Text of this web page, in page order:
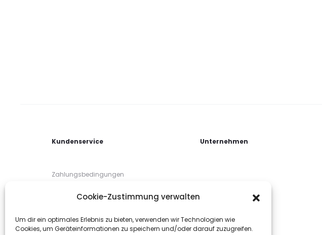
Cookie-Zustimmung verwalten
Um dir ein optimales Erlebnis zu bieten, verwenden wir Technologien wie
Cookies, um Geräteinformationen zu speichern und/oder darauf zuzugreifen.
Kundenservice
Zahlungsbedingungen
Lieferbedingungen
Unternehmen